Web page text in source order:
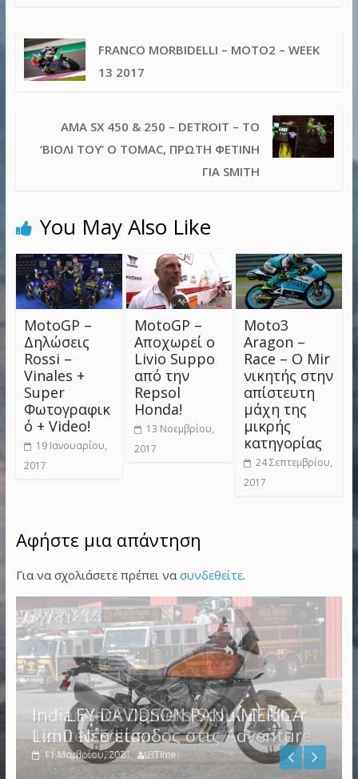
FRANCO MORBIDELLI – MOTO2 – WEEK
13 2017
AMA SX 450 & 250 – DETROIT – ΤΟ
‘ΒΙΟΛΊ ΤΟΥ’ Ο TOMAC, ΠΡΏΤΗ ΦΕΤΙΝΉ
ΓΙΑ SMITH
You May Also Like
MotoGP –
Δηλώσεις
Rossi –
Vinales +
Super
Φωτογραφικ
ό + Video!
19 Ιανουαρίου,
2017
MotoGP –
Αποχωρεί ο
Livio Suppo
από την
Repsol
Honda!
13 Νοεμβρίου,
2017
Moto3
Aragon –
Race – Ο Mir
νικητής στην
απίστευτη
μάχη της
μικρής
κατηγορίας
24 Σεπτεμβρίου,
2017
Αφήστε μια απάντηση
Για να σχολιάσετε πρέπει να συνδεθείτε.
HARLEY DAVIDSON PAN AMERICA
1250 Νέα είσοδος στις Adventure
4 Νοεμβρίου, 2021 BTime
Indian Jack Daniel’s Scout Bobber
Limited Edition
11 Μαρτίου, 2018 BTime